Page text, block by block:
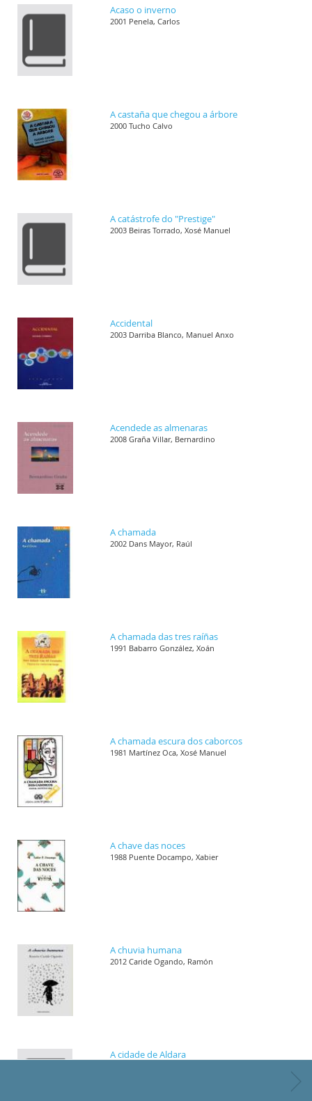
Acaso o inverno
2001 Penela, Carlos
A castaña que chegou a árbore
2000 Tucho Calvo
A catástrofe do "Prestige"
2003 Beiras Torrado, Xosé Manuel
Accidental
2003 Darriba Blanco, Manuel Anxo
Acendede as almenaras
2008 Graña Villar, Bernardino
A chamada
2002 Dans Mayor, Raúl
A chamada das tres raíñas
1991 Babarro González, Xoán
A chamada escura dos caborcos
1981 Martínez Oca, Xosé Manuel
A chave das noces
1988 Puente Docampo, Xabier
A chuvia humana
2012 Caride Ogando, Ramón
A cidade de Aldara